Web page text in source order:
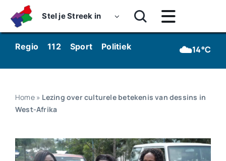
content
Stel je Streek in
Toggle
Navigatie
Home
Nieuws
Luister
Regio 112 Sport Politiek Kunst & Cultuur
☁️14°C
Home» Lezing over culturele betekenis van dessins in
West-Afrika